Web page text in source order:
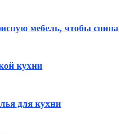
мебель, чтобы спина
кухни
для кухни